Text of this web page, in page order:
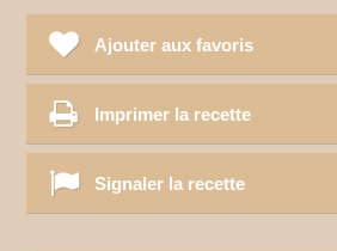
Ajouter aux favoris
Imprimer la recette
Signaler la recette